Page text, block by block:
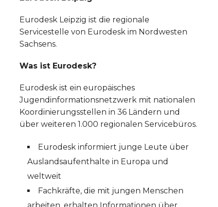
Eurodesk Leipzig ist die regionale
Servicestelle von Eurodesk im Nordwesten
Sachsens.
Was ist Eurodesk?
Eurodesk ist ein europäisches
Jugendinformationsnetzwerk mit nationalen
Koordinierungsstellen in 36 Ländern und
über weiteren 1.000 regionalen Servicebüros.
Eurodesk informiert junge Leute über
Auslandsaufenthalte in Europa und
weltweit
Fachkräfte, die mit jungen Menschen